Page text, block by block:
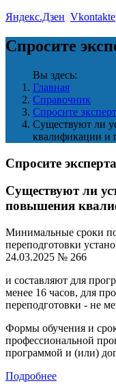
Яндекс.Дзен Vkontakte
Спросите
Вы здесь:
Главная
Справочник
Спросите
Cуществуют ли
квалификации и
Спросите эксперта
Cуществуют ли
повышения
Минимальные сроки
переподготовки
24.03.2025 № 266
и составляют для
менее 16 часов, для
переподготовки - не
Формы обучения и
профессиональной
программой и (или)
Подробнее